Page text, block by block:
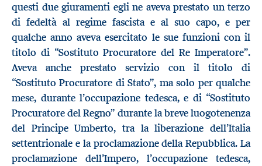
questi due giuramenti egli ne aveva prestato un terzo
di fedeltà al regime fascista e al suo capo, e per
qualche anno aveva esercitato le sue funzioni con il
titolo di “Sostituto Procuratore del Re Imperatore”.
Aveva anche prestato servizio con il titolo di
“Sostituto Procuratore di Stato”, ma solo per qualche
mese, durante l’occupazione tedesca, e di “Sostituto
Procuratore del Regno” durante la breve luogotenenza
del Principe Umberto, tra la liberazione dell’Italia
settentrionale e la proclamazione della Repubblica. La
proclamazione dell’Impero, l’occupazione tedesca,